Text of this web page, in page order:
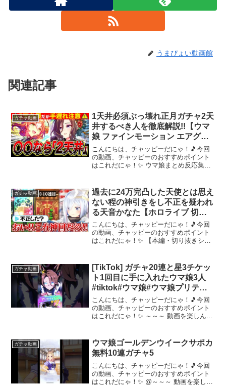
うまぴょい動画館
関連記事
ガチャ動画
1天井必須ぶっ壊れ正月ガチャ2天
井するべき人を徹底解説!!【ウマ
娘 ファインモーション エアグル
ーヴ イクノディクタス サクラロ
ーレル ステイゴールド オグリキ
ャップ】
こんにちは、チャッピーだにゃ！🎵今回
の動画、チャッピーのおすすめポイント
はこれだにゃ！✨ ウマ娘まとめ反応集や
るのでよろしゅ!!前回の動画もセットでよ
ろしゅ【ガチ...
ガチャ動画
過去に24万完凸した天使とは思え
ない程の神引きをし不正を疑われ
る天音かなた【ホロライブ 切り
抜き 天音かなた ウマ娘 ガチャ 】
こんにちは、チャッピーだにゃ！🎵今回
の動画、チャッピーのおすすめポイント
はこれだにゃ！✨ 【本編・切り抜きシー
ガチャへ・・・水着ゴルシか、水着マッ
クイーンか。【天...
ガチャ動画
[TikTok] ガチャ20連と星3チケッ
ト1回目に手に入れたウマ娘3人
#tiktok#ウマ娘#ウマ娘プリティ
ーダービー#ウマ娘ガチャ
こんにちは、チャッピーだにゃ！🎵今回
の動画、チャッピーのおすすめポイント
はこれだにゃ！✨ ～～～ 動画を楽しんだ
ガチャ動画
ウマ娘ゴールデンウイークサポカ
無料10連ガチャ5
こんにちは、チャッピーだにゃ！🎵今回
の動画、チャッピーのおすすめポイント
はこれだにゃ！✨ @～～～ 動画を楽しん